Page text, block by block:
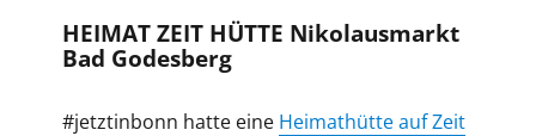
HEIMAT ZEIT HÜTTE Nikolausmarkt
Bad Godesberg
#jetztinbonn hatte eine Heimathütte auf Zeit